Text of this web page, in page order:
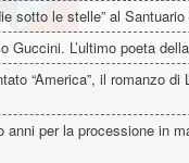
sotto le stelle” al
Guccini. L’ultimo poeta
“America”, il romanzo
anni per la processione in